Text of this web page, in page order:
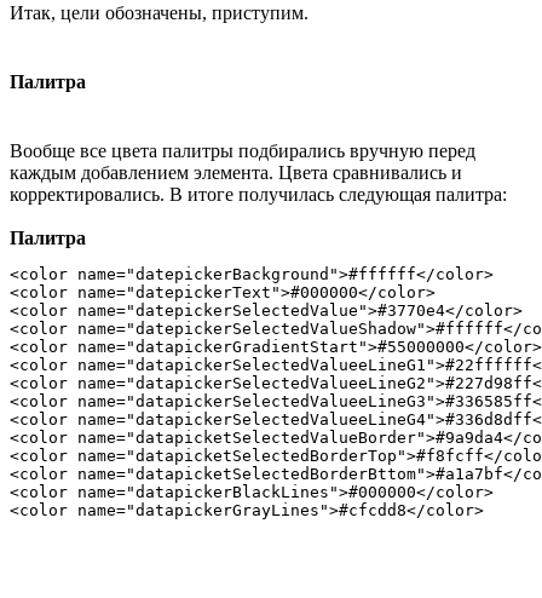
Итак, цели обозначены, приступим.
Палитра
Вообще все цвета палитры подбирались вручную перед
каждым добавлением элемента. Цвета сравнивались и
корректировались. В итоге получилась следующая палитра:
Палитра
<color name="datepickerBackground">#ffffff</color>
<color name="datepickerText">#000000</color>
<color name="datepickerSelectedValue">#3770e4</color>
<color name="datepickerSelectedValueShadow">#ffffff</
<color name="datapickerGradientStart">#55000000</color>
<color
<color
<color
<color
<color name="datapicketSelectedValueBorder">#9a9da4</
<color name="datapicketSelectedBorderTop">#f8fcff</
<color name="datapicketSelectedBorderBttom">#a1a7bf</
<color name="datapickerBlackLines">#000000</color>